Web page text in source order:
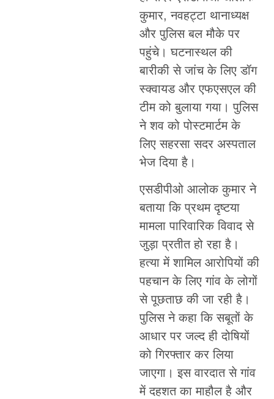
कुमार, नवहट्टा थानाध्यक्ष
और पुलिस बल मौके पर
पहुंचे। घटनास्थल की
बारीकी से जांच के लिए डॉग
स्क्वायड और एफएसएल की
टीम को बुलाया गया। पुलिस
ने शव को पोस्टमार्टम के
लिए सहरसा सदर अस्पताल
भेज दिया है।
एसडीपीओ आलोक कुमार ने
बताया कि प्रथम दृष्टया
मामला पारिवारिक विवाद से
जुड़ा प्रतीत हो रहा है।
हत्या में शामिल आरोपियों की
पहचान के लिए गांव के लोगों
से पूछताछ की जा रही है।
पुलिस ने कहा कि सबूतों के
आधार पर जल्द ही दोषियों
को गिरफ्तार कर लिया
जाएगा। इस वारदात से गांव
में दहशत का माहौल है और